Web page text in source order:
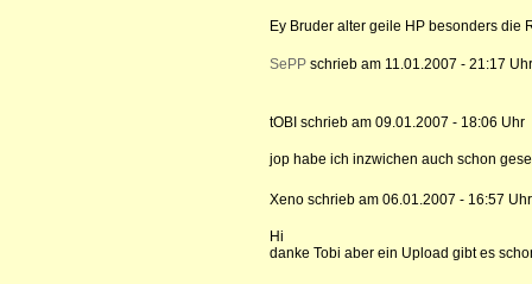
Ey Bruder alter geile HP besonders die
SePPschrieb am 11.01.2007 - 21:17 Uhr
tOBI schrieb am 09.01.2007 - 18:06 Uhr
jop habe ich inzwichen auch schon
Xeno schrieb am 06.01.2007 - 16:57 Uhr
Hi
danke Tobi aber ein Upload gibt es